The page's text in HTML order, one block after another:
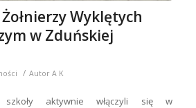
Wyklętych
w Zduńskiej
/ Autor A K
szkoły aktywnie włączyli się w